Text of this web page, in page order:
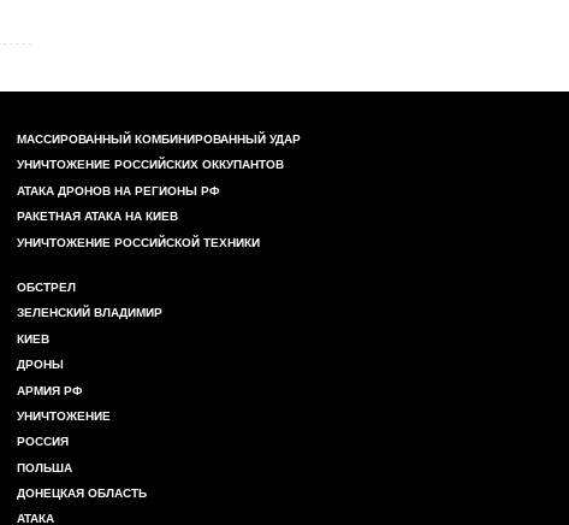
МАССИРОВАННЫЙ КОМБИНИРОВАННЫЙ УДАР
УНИЧТОЖЕНИЕ РОССИЙСКИХ ОККУПАНТОВ
АТАКА ДРОНОВ НА РЕГИОНЫ РФ
РАКЕТНАЯ АТАКА НА КИЕВ
УНИЧТОЖЕНИЕ РОССИЙСКОЙ ТЕХНИКИ
ОБСТРЕЛ
ЗЕЛЕНСКИЙ ВЛАДИМИР
КИЕВ
ДРОНЫ
АРМИЯ РФ
УНИЧТОЖЕНИЕ
РОССИЯ
ПОЛЬША
ДОНЕЦКАЯ ОБЛАСТЬ
АТАКА